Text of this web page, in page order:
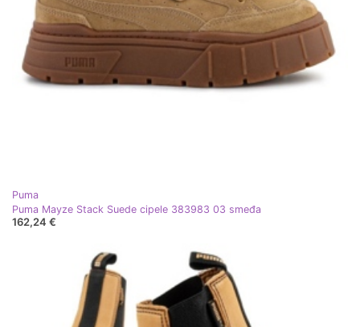
Puma
Puma Mayze Stack Suede cipele 383983 03 smeđa
162,24 €